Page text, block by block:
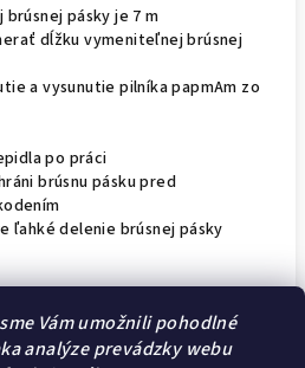
Vám umožnili pohodlné
analýze prevádzky webu
pásky je 7 m
dĺžku vymeniteľnej brúsnej
a vysunutie pilníka papmAm zo
po práci
brúsnu pásku pred
ľahké delenie brúsnej pásky